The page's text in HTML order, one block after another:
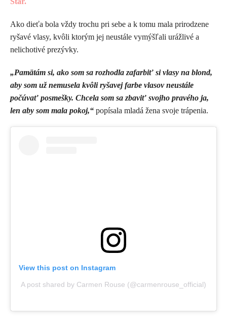
Ako dieťa bola vždy trochu pri sebe a k tomu mala prirodzene
ryšavé vlasy, kvôli ktorým jej neustále vymýšľali urážlivé a
nelichotivé prezývky.
„Pamätám si, ako som sa rozhodla zafarbiť si vlasy na blond,
aby som už nemusela kvôli ryšavej farbe vlasov neustále
počúvať posmešky. Chcela som sa zbaviť svojho pravého ja,
len aby som mala pokoj,“ popísala mladá žena svoje trápenia.
View this post on Instagram
A post shared by Carmen Rouse (@carmenrouse_official)